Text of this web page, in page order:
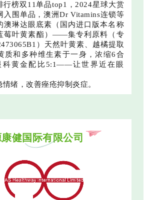
行榜双11单品top1，2024星球大赏
入围单品，澳洲Dr Vitamins连锁等
澳琳达眼底素（国内进口版本名称
莓叶黄素酯）——集专利原料（专
）天然叶黄素、越橘提取
质和多种维生素于一身，浓缩6合
科黄金配比5:1——让世界近在眼
绪，改善痤疮抑制炎症。
健国际有限公司